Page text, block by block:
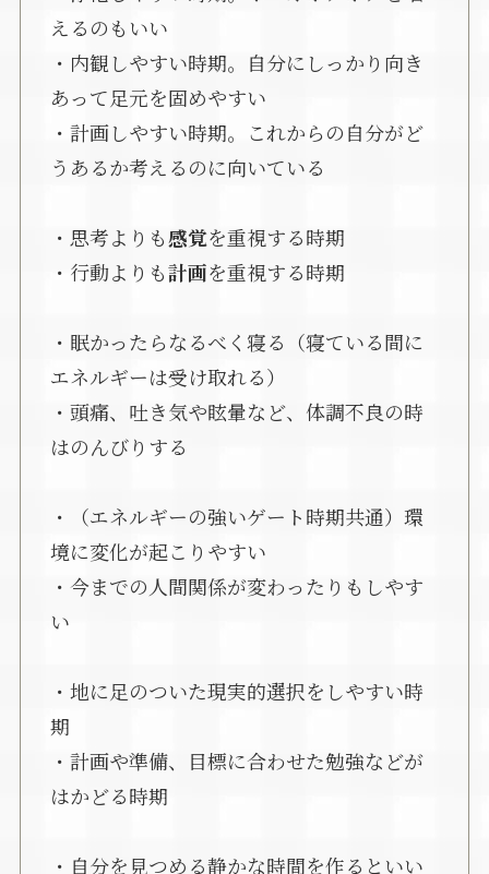
えるのもいい
・内観しやすい時期。自分にしっかり向き
あって足元を固めやすい
・計画しやすい時期。これからの自分がど
うあるか考えるのに向いている
・思考よりも感覚を重視する時期
・行動よりも計画を重視する時期
・眠かったらなるべく寝る（寝ている間に
エネルギーは受け取れる）
・頭痛、吐き気や眩暈など、体調不良の時
はのんびりする
・（エネルギーの強いゲート時期共通）環
境に変化が起こりやすい
・今までの人間関係が変わったりもしやす
い
・地に足のついた現実的選択をしやすい時
期
・計画や準備、目標に合わせた勉強などが
はかどる時期
・自分を見つめる静かな時間を作るといい